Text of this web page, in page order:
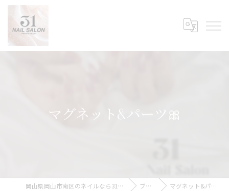
マグネット&パーツ🎀
岡山県岡山市南区のネイルなら31Nail Salon ブログ マグネット&パーツ🎀